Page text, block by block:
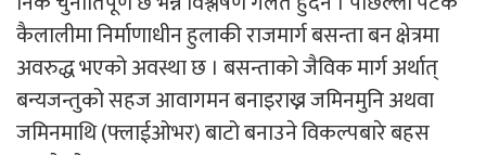
कैलालीमा निर्माणाधीन हुलाकी राजमार्ग बसन्ता बन क्षेत्रमा
अवरुद्ध भएको अवस्था छ । बसन्ताको जैविक मार्ग अर्थात्
बन्यजन्तुको सहज आवागमन बनाइराख्न जमिनमुनि अथवा
जमिनमाथि (फ्लाईओभर) बाटो बनाउने विकल्पबारे बहस